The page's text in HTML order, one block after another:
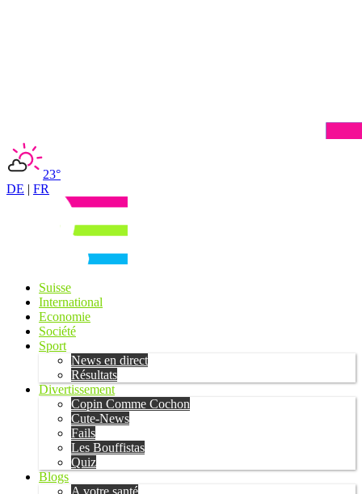
23°
DE | FR
Suisse
International
Economie
Société
Sport
News en direct
Résultats
Divertissement
Copin Comme Cochon
Cute-News
Fails
Les Bouffistas
Quiz
Blogs
A votre santé